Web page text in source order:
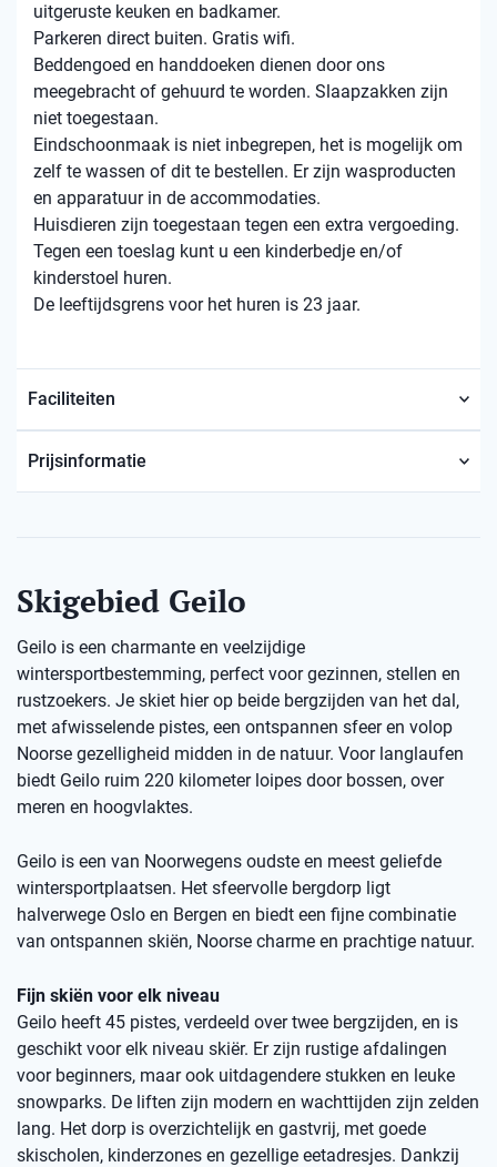
uitgeruste keuken en badkamer.
Parkeren direct buiten. Gratis wifi.
Beddengoed en handdoeken dienen door ons
meegebracht of gehuurd te worden. Slaapzakken zijn
niet toegestaan.
Eindschoonmaak is niet inbegrepen, het is mogelijk om
zelf te wassen of dit te bestellen. Er zijn wasproducten
en apparatuur in de accommodaties.
Huisdieren zijn toegestaan ​​tegen een extra vergoeding.
Tegen een toeslag kunt u een kinderbedje en/of
kinderstoel huren.
De leeftijdsgrens voor het huren is 23 jaar.
Faciliteiten
Prijsinformatie
Skigebied Geilo
Geilo is een charmante en veelzijdige
wintersportbestemming, perfect voor gezinnen, stellen en
rustzoekers. Je skiet hier op beide bergzijden van het dal,
met afwisselende pistes, een ontspannen sfeer en volop
Noorse gezelligheid midden in de natuur. Voor langlaufen
biedt Geilo ruim 220 kilometer loipes door bossen, over
meren en hoogvlaktes.
Geilo is een van Noorwegens oudste en meest geliefde
wintersportplaatsen. Het sfeervolle bergdorp ligt
halverwege Oslo en Bergen en biedt een fijne combinatie
van ontspannen skiën, Noorse charme en prachtige natuur.
Fijn skiën voor elk niveau
Geilo heeft 45 pistes, verdeeld over twee bergzijden, en is
geschikt voor elk niveau skiër. Er zijn rustige afdalingen
voor beginners, maar ook uitdagendere stukken en leuke
snowparks. De liften zijn modern en wachttijden zijn zelden
lang. Het dorp is overzichtelijk en gastvrij, met goede
skischolen, kinderzones en gezellige eetadresjes. Dankzij